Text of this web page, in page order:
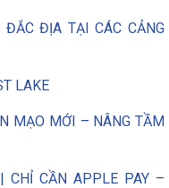
ĐỊA TẠI CÁC CẢNG
LAKE
MẠO MỚI – NÂNG TẦM
CHỈ CẦN APPLE PAY –